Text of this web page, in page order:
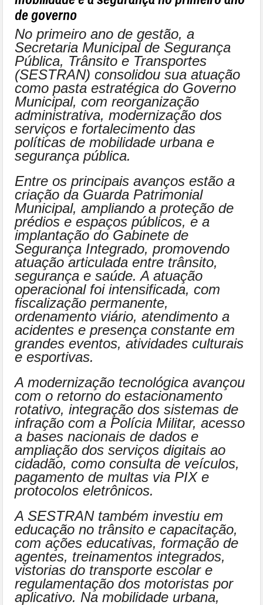
de governo
No primeiro ano de gestão, a
Secretaria Municipal de Segurança
Pública, Trânsito e Transportes
(SESTRAN) consolidou sua atuação
como pasta estratégica do Governo
Municipal, com reorganização
administrativa, modernização dos
serviços e fortalecimento das
políticas de mobilidade urbana e
segurança pública.
Entre os principais avanços estão a
criação da Guarda Patrimonial
Municipal, ampliando a proteção de
prédios e espaços públicos, e a
implantação do Gabinete de
Segurança Integrado, promovendo
atuação articulada entre trânsito,
segurança e saúde. A atuação
operacional foi intensificada, com
fiscalização permanente,
ordenamento viário, atendimento a
acidentes e presença constante em
grandes eventos, atividades culturais
e esportivas.
A modernização tecnológica avançou
com o retorno do estacionamento
rotativo, integração dos sistemas de
infração com a Polícia Militar, acesso
a bases nacionais de dados e
ampliação dos serviços digitais ao
cidadão, como consulta de veículos,
pagamento de multas via PIX e
protocolos eletrônicos.
A SESTRAN também investiu em
educação no trânsito e capacitação,
com ações educativas, formação de
agentes, treinamentos integrados,
vistorias do transporte escolar e
regulamentação dos motoristas por
aplicativo. Na mobilidade urbana,